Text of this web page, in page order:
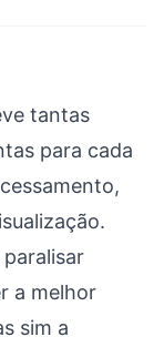
tantas
para cada
a melhor
sim a